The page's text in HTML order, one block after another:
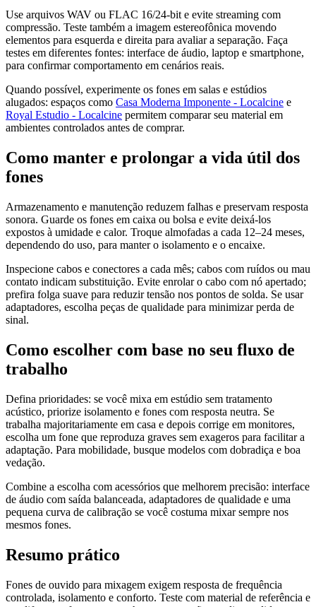
Use arquivos WAV ou FLAC 16/24-bit e evite streaming com
compressão. Teste também a imagem estereofônica movendo
elementos para esquerda e direita para avaliar a separação. Faça
testes em diferentes fontes: interface de áudio, laptop e smartphone,
para confirmar comportamento em cenários reais.
Quando possível, experimente os fones em salas e estúdios
alugados: espaços como Casa Moderna Imponente - Localcine e
Royal Estudio - Localcine permitem comparar seu material em
ambientes controlados antes de comprar.
Como manter e prolongar a vida útil dos
fones
Armazenamento e manutenção reduzem falhas e preservam resposta
sonora. Guarde os fones em caixa ou bolsa e evite deixá-los
expostos à umidade e calor. Troque almofadas a cada 12–24 meses,
dependendo do uso, para manter o isolamento e o encaixe.
Inspecione cabos e conectores a cada mês; cabos com ruídos ou mau
contato indicam substituição. Evite enrolar o cabo com nó apertado;
prefira folga suave para reduzir tensão nos pontos de solda. Se usar
adaptadores, escolha peças de qualidade para minimizar perda de
sinal.
Como escolher com base no seu fluxo de
trabalho
Defina prioridades: se você mixa em estúdio sem tratamento
acústico, priorize isolamento e fones com resposta neutra. Se
trabalha majoritariamente em casa e depois corrige em monitores,
escolha um fone que reproduza graves sem exageros para facilitar a
adaptação. Para mobilidade, busque modelos com dobradiça e boa
vedação.
Combine a escolha com acessórios que melhorem precisão: interface
de áudio com saída balanceada, adaptadores de qualidade e uma
pequena curva de calibração se você costuma mixar sempre nos
mesmos fones.
Resumo prático
Fones de ouvido para mixagem exigem resposta de frequência
controlada, isolamento e conforto. Teste com material de referência e